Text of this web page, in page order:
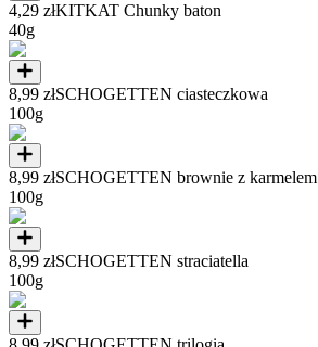
4,29 złKITKAT Chunky baton
40g
8,99 złSCHOGETTEN ciasteczkowa
100g
8,99 złSCHOGETTEN brownie z karmelem
100g
8,99 złSCHOGETTEN straciatella
100g